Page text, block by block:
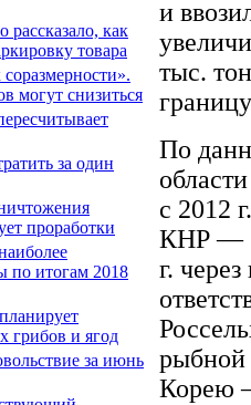
рассказало, как
товара
могут снизиться
за один
проработки
по итогам 2018
грибов и ягод
за июнь
и
тыс.
По
с 2012
КНР —
г.
рыбной
Корею